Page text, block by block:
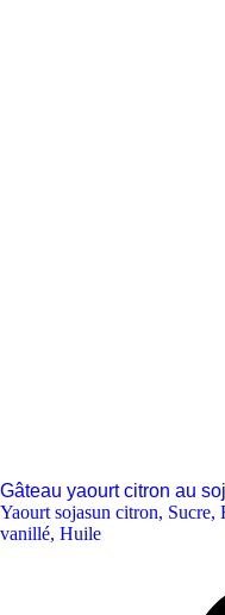
Gâteau yaourt citron au
Yaourt sojasun citron, Sucre,
vanillé, Huile